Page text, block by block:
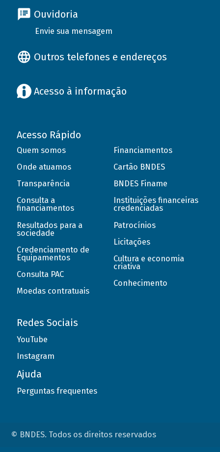
Ouvidoria
Envie sua mensagem
Outros telefones e endereços
Acesso à informação
Acesso Rápido
Quem somos
Onde atuamos
Transparência
Consulta a
financiamentos
Resultados para a
sociedade
Credenciamento de
Equipamentos
Consulta PAC
Moedas contratuais
Financiamentos
Cartão BNDES
BNDES Finame
Instituições financeiras
credenciadas
Patrocínios
Licitações
Cultura e economia
criativa
Conhecimento
Redes Sociais
YouTube
Instagram
Ajuda
Perguntas frequentes
© BNDES. Todos os direitos reservados